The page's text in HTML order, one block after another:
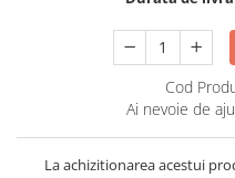
Micul explorator
Pictura, modelaj si accesorii
Tarcuri si corturi
Tarc joaca copii
Cod
Ai nevoie de
La achizitionarea acestui